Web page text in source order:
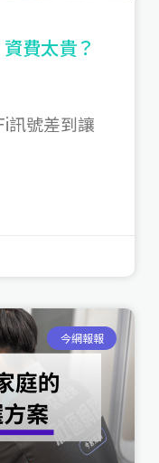
費太貴？
訊號差到讓
今網報報